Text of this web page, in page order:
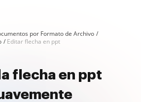
por Formato de Archivo
Editar flecha en ppt
flecha en ppt